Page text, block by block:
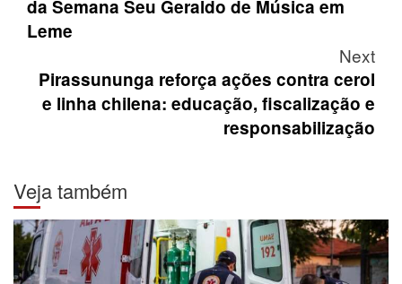
da Semana Seu Geraldo de Música em
Leme
Next
Pirassununga reforça ações contra cerol
e linha chilena: educação, fiscalização e
responsabilização
Veja também